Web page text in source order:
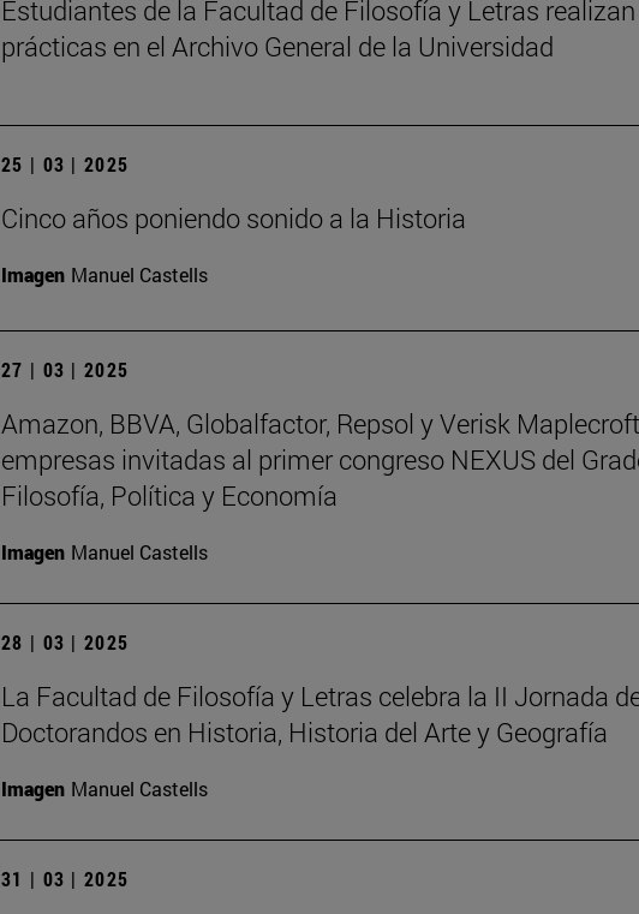
Estudiantes de la Facultad de Filosofía y Letras realizan
prácticas en el Archivo General de la Universidad
25 | 03 | 2025
Cinco años poniendo sonido a la Historia
Imagen Manuel Castells
27 | 03 | 2025
Amazon, BBVA, Globalfactor, Repsol y Verisk
empresas invitadas al primer congreso NEXUS del
Filosofía, Política y Economía
Imagen Manuel Castells
28 | 03 | 2025
La Facultad de Filosofía y Letras celebra la II Jornada
Doctorandos en Historia, Historia del Arte y Geografía
Imagen Manuel Castells
31 | 03 | 2025